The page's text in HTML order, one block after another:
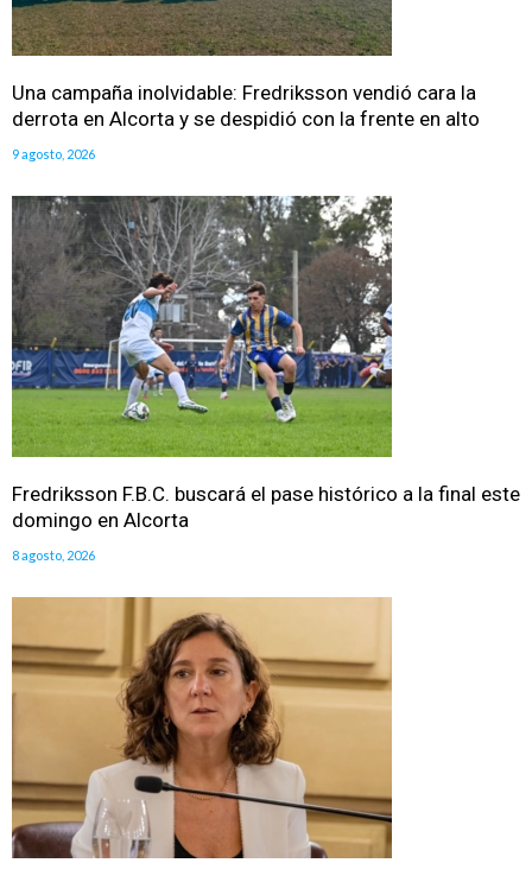
Una campaña inolvidable: Fredriksson vendió cara la
derrota en Alcorta y se despidió con la frente en alto
9 agosto, 2026
Fredriksson F.B.C. buscará el pase histórico a la final este
domingo en Alcorta
8 agosto, 2026